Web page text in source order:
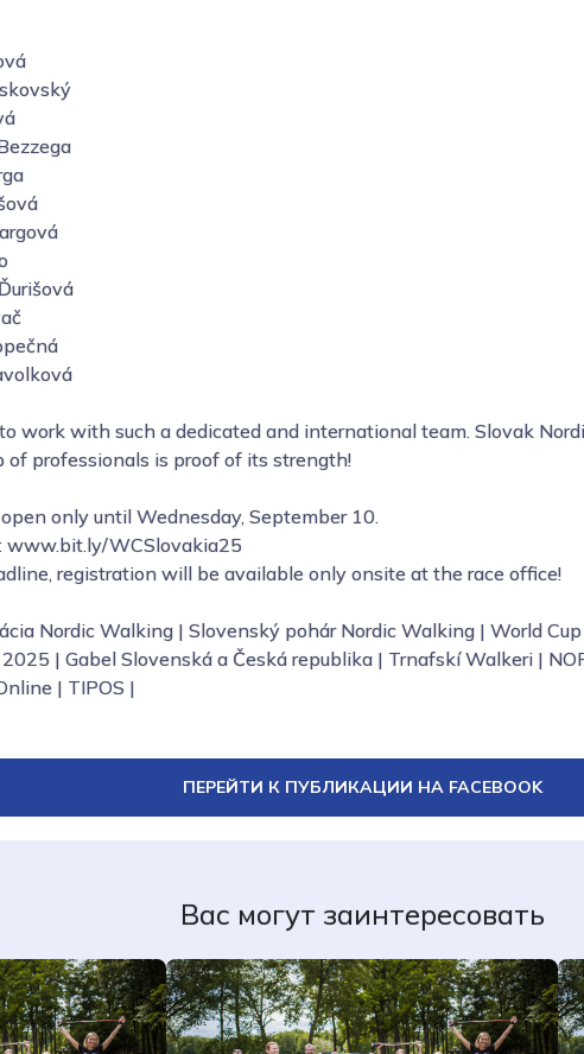
to work with such a dedicated and international team. Slovak
of professionals is proof of its strength!
only until Wednesday, September 10.
www.bit.ly/WCSlovakia25
registration will be available only onsite at the race office!
Nordic Walking | Slovenský pohár Nordic Walking | World
| Gabel Slovenská a Česká republika | Trnafskí Walkeri |
| TIPOS |
ПЕРЕЙТИ К ПУБЛИКАЦИИ НА FACEBOOK
Вас могут заинтересовать